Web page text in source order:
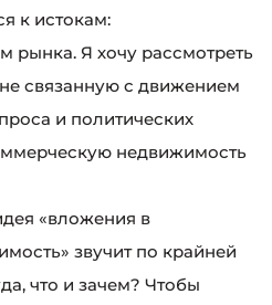
к истокам:
рынка. Я хочу рассмотреть
связанную с движением
и политических
недвижимость
«вложения в
звучит по крайней
что и зачем? Чтобы